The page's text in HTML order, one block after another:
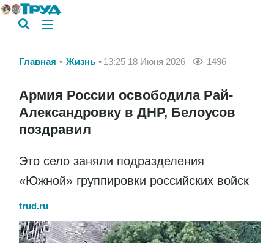
Главная Жизнь 13:25 18 Июня 2026 1496
Армия России освободила Рай-
Александровку в ДНР, Белоусов
поздравил
Это село заняли подразделения
«Южной» группировки российских войск
trud.ru